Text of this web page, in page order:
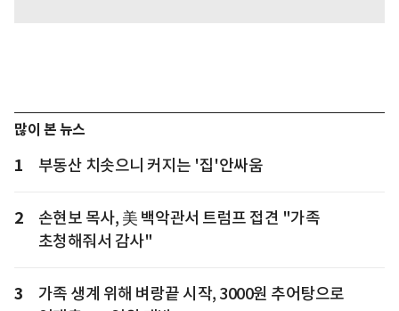
많이 본 뉴스
1 부동산 치솟으니 커지는 '집'안싸움
2
손현보 목사, 美 백악관서 트럼프 접견 "가족
초청해줘서 감사"
3
가족 생계 위해 벼랑끝 시작, 3000원 추어탕으로